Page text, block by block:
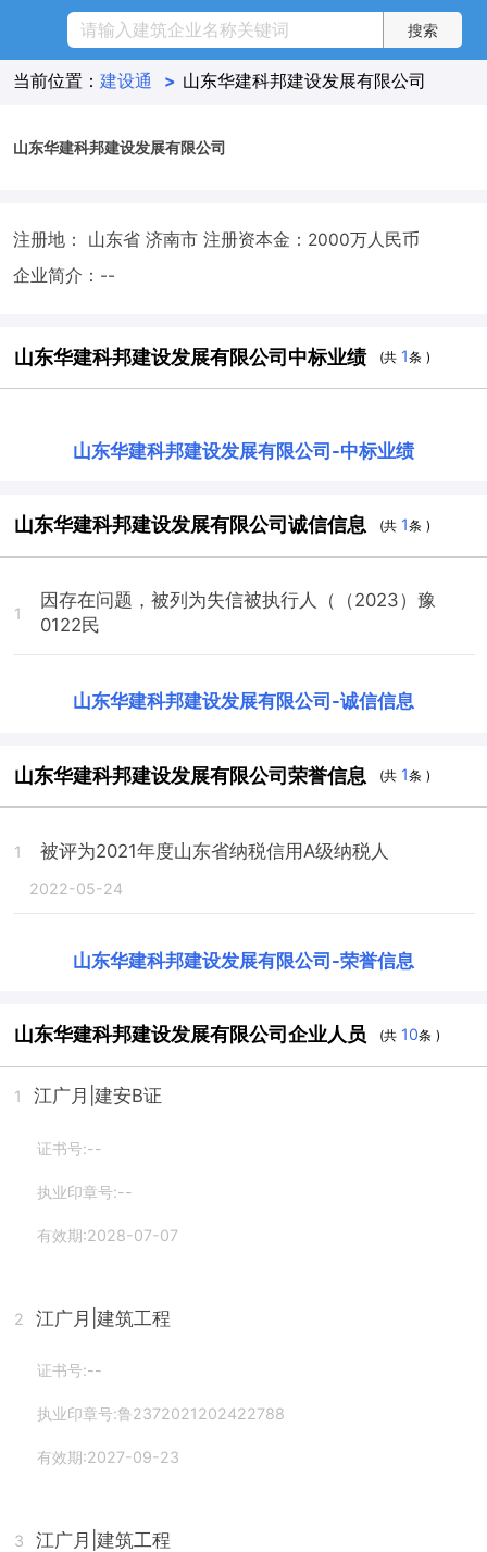
当前位置： 建设通 > 山东华建科邦建设发展有限公司
山东华建科邦建设发展有限公司
注册地： 山东省 济南市 注册资本金：2000万人民币
企业简介：--
山东华建科邦建设发展有限公司中标业绩 (共 1条 )
山东华建科邦建设发展有限公司 -中标业绩
山东华建科邦建设发展有限公司诚信信息 (共 1条 )
1
因存在问题，被列为失信被执行人（（2023）豫
0122民
山东华建科邦建设发展有限公司 -诚信信息
山东华建科邦建设发展有限公司荣誉信息 (共 1条 )
1 被评为2021年度山东省纳税信用A级纳税人
2022-05-24
山东华建科邦建设发展有限公司 -荣誉信息
山东华建科邦建设发展有限公司企业人员 (共 10条 )
1 江广月 |建安B证
证书号:--
执业印章号:--
有效期:2028-07-07
2 江广月 |建筑工程
证书号:--
执业印章号:鲁2372021202422788
有效期:2027-09-23
3 江广月 |建筑工程